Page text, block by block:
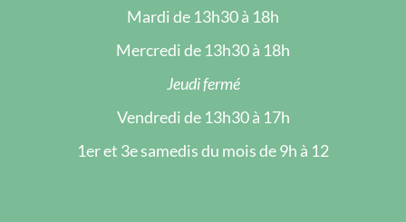
Mardi de 13h30 à 18h
Mercredi de 13h30 à 18h
Jeudi fermé
Vendredi de 13h30 à 17h
1er et 3e samedis du mois de 9h à 12